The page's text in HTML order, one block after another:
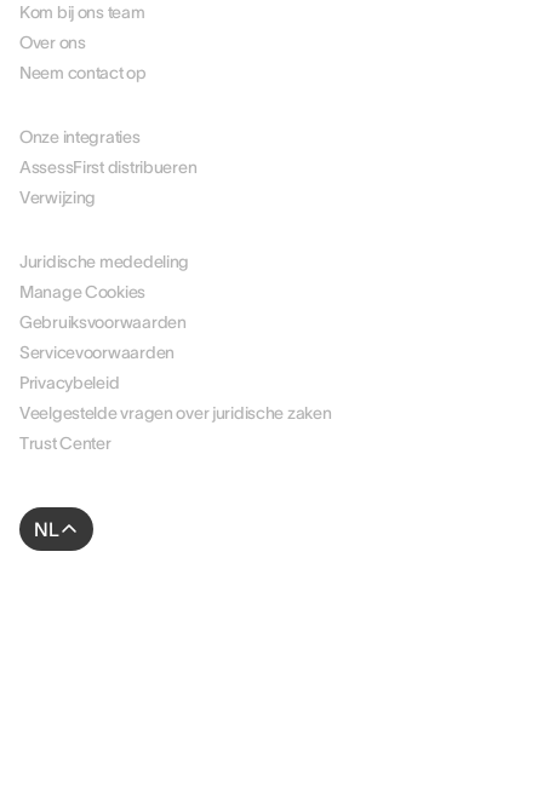
Kom bij ons team
Over ons
Neem contact op
Onze integraties
AssessFirst distribueren
Verwijzing
Juridische mededeling
Manage Cookies
Gebruiksvoorwaarden
Servicevoorwaarden
Privacybeleid
Veelgestelde vragen over juridische zaken
Trust Center
NL